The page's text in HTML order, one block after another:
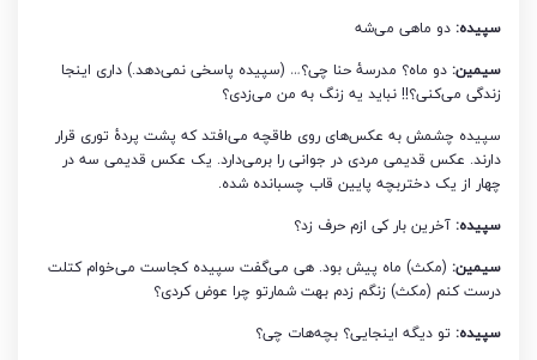
سپیده: دو ماهی می‌شه
سیمین: دو ماه؟ مدرسۀ حنا چی؟… (سپیده پاسخی نمی‌دهد.) داری اینجا
زندگی می‌کنی؟!! نباید یه زنگ به من می‌زدی؟
سپیده چشمش به عکس‌های روی طاقچه می‌افتد که پشت پردۀ توری قرار
دارند. عکس قدیمی مردی در جوانی را برمی‌دارد. یک عکس قدیمی سه در
چهار از یک دختربچه پایین قاب چسبانده شده.
سپیده: آخرین بار کی ازم حرف زد؟
سیمین: (مکث) ماه پیش بود. هی می‌گفت سپیده کجاست می‌خوام کتلت
درست کنم (مکث) زنگم زدم بهت شمارتو چرا عوض کردی؟
سپیده: تو دیگه اینجایی؟ بچه‌هات چی؟